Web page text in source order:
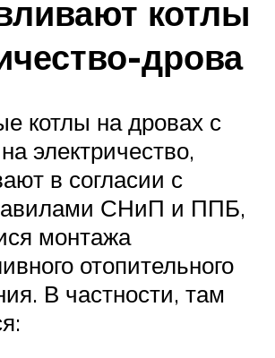
котлы
дрова
котлы на дровах с
электричество,
в согласии с
СНиП и ППБ,
монтажа
отопительного
В частности, там